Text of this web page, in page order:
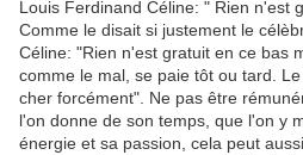
Louis Ferdinand Céline: " Rien n'est
Comme le disait si justement le
Céline: "Rien n'est gratuit en ce bas
comme le mal, se paie tôt ou tard.
cher forcément". Ne pas être
l'on donne de son temps, que l'on y
énergie et sa passion, cela peut